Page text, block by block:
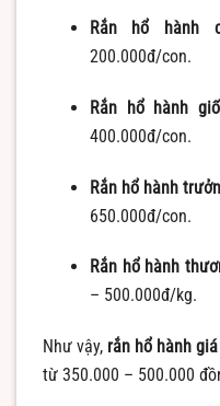
Rắn hổ hành
200.000đ/con.
Rắn hổ hành
400.000đ/con.
Rắn hổ hành
650.000đ/con.
Rắn hổ hành
– 500.000đ/kg.
Như vậy, rắn hổ hành
từ 350.000 – 500.000